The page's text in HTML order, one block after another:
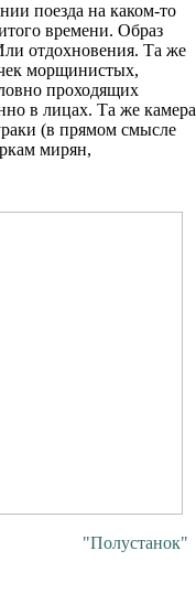
поезда на каком-то
времени. Образ
отдохновения. Та же
морщинистых,
проходящих
в лицах. Та же камера
(в прямом смысле
мирян,
"Полустанок"